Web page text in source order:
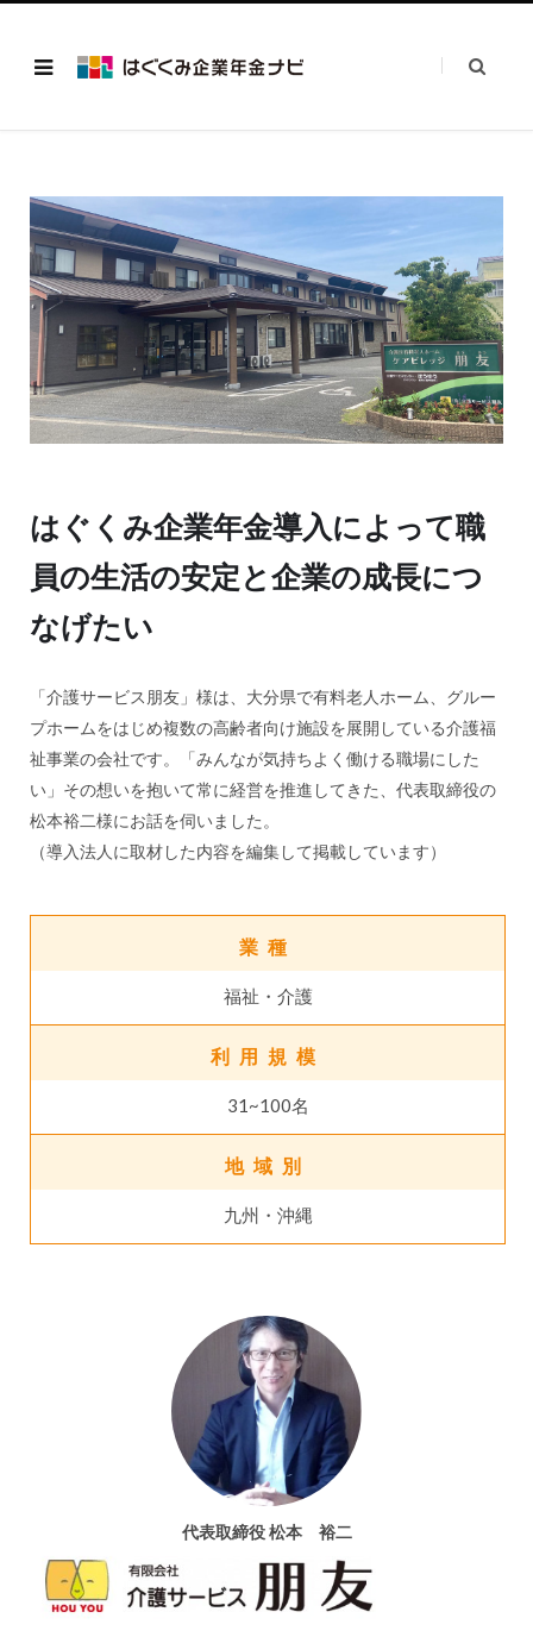
はぐくみ企業年金導入によって職
員の生活の安定と企業の成長につ
なげたい
「介護サービス朋友」様は、大分県で有料老人ホーム、グルー
プホームをはじめ複数の高齢者向け施設を展開している介護福
祉事業の会社です。「みんなが気持ちよく働ける職場にした
い」その想いを抱いて常に経営を推進してきた、代表取締役の
松本裕二様にお話を伺いました。
（導入法人に取材した内容を編集して掲載しています）
業種
福祉・介護
利用規模
31~100名
地域別
九州・沖縄
代表取締役 松本 裕二